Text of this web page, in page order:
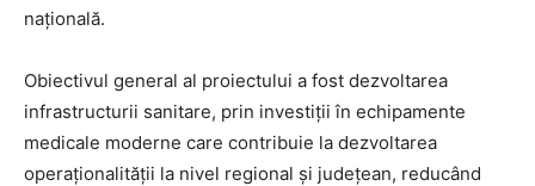
națională.
Obiectivul general al proiectului a fost dezvoltarea
infrastructurii sanitare, prin investiții în echipamente
medicale moderne care contribuie la dezvoltarea
operaționalității la nivel regional și județean, reducând